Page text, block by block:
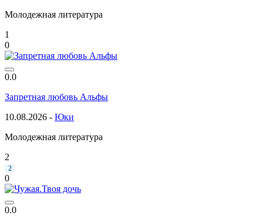
Молодежная литература
1
0
0.0
Запретная любовь Альфы
10.08.2026 - Юки
Молодежная литература
2
2
0
0.0